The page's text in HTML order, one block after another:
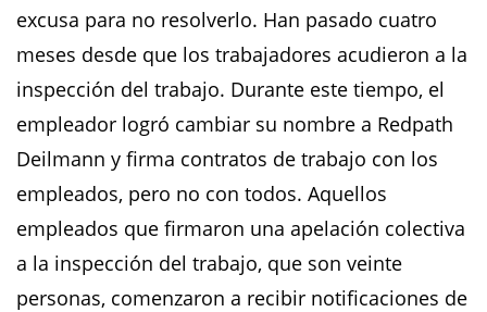
excusa para no resolverlo. Han pasado cuatro
meses desde que los trabajadores acudieron a la
inspección del trabajo. Durante este tiempo, el
empleador logró cambiar su nombre a Redpath
Deilmann y firma contratos de trabajo con los
empleados, pero no con todos. Aquellos
empleados que firmaron una apelación colectiva
a la inspección del trabajo, que son veinte
personas, comenzaron a recibir notificaciones de